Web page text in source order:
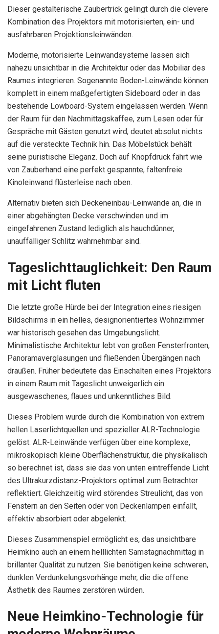
Dieser gestalterische Zaubertrick gelingt durch die clevere
Kombination des Projektors mit motorisierten, ein- und
ausfahrbaren Projektionsleinwänden.
Moderne, motorisierte Leinwandsysteme lassen sich
nahezu unsichtbar in die Architektur oder das Mobiliar des
Raumes integrieren. Sogenannte Boden-Leinwände können
komplett in einem maßgefertigten Sideboard oder in das
bestehende Lowboard-System eingelassen werden. Wenn
der Raum für den Nachmittagskaffee, zum Lesen oder für
Gespräche mit Gästen genutzt wird, deutet absolut nichts
auf die versteckte Technik hin. Das Möbelstück behält
seine puristische Eleganz. Doch auf Knopfdruck fährt wie
von Zauberhand eine perfekt gespannte, faltenfreie
Kinoleinwand flüsterleise nach oben.
Alternativ bieten sich Deckeneinbau-Leinwände an, die in
einer abgehängten Decke verschwinden und im
eingefahrenen Zustand lediglich als hauchdünner,
unauffälliger Schlitz wahrnehmbar sind.
Tageslichttauglichkeit: Den Raum
mit Licht fluten
Die letzte große Hürde bei der Integration eines riesigen
Bildschirms in ein helles, designorientiertes Wohnzimmer
war historisch gesehen das Umgebungslicht.
Minimalistische Architektur lebt von großen Fensterfronten,
Panoramaverglasungen und fließenden Übergängen nach
draußen. Früher bedeutete das Einschalten eines Projektors
in einem Raum mit Tageslicht unweigerlich ein
ausgewaschenes, flaues und unkenntliches Bild.
Dieses Problem wurde durch die Kombination von extrem
hellen Laserlichtquellen und spezieller ALR-Technologie
gelöst. ALR-Leinwände verfügen über eine komplexe,
mikroskopisch kleine Oberflächenstruktur, die physikalisch
so berechnet ist, dass sie das von unten eintreffende Licht
des Ultrakurzdistanz-Projektors optimal zum Betrachter
reflektiert. Gleichzeitig wird störendes Streulicht, das von
Fenstern an den Seiten oder von Deckenlampen einfällt,
effektiv absorbiert oder abgelenkt.
Dieses Zusammenspiel ermöglicht es, das unsichtbare
Heimkino auch an einem helllichten Samstagnachmittag in
brillanter Qualität zu nutzen. Sie benötigen keine schweren,
dunklen Verdunkelungsvorhänge mehr, die die offene
Ästhetik des Raumes zerstören würden.
Neue Heimkino-Technologie für